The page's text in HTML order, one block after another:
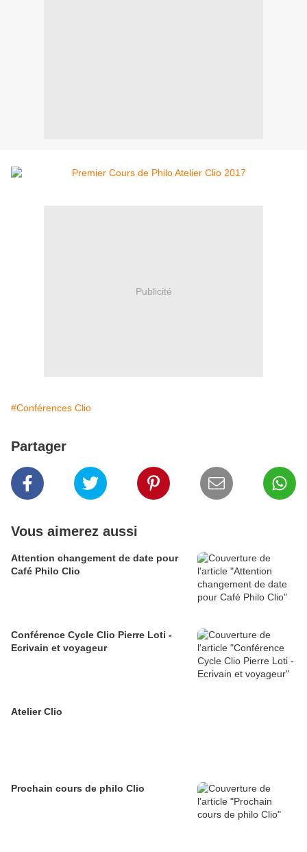
Publicité
#Conférences Clio
Partager
Vous aimerez aussi
Attention changement de date pour
Café Philo Clio
Conférence Cycle Clio Pierre Loti -
Ecrivain et voyageur
Atelier Clio
Prochain cours de philo Clio